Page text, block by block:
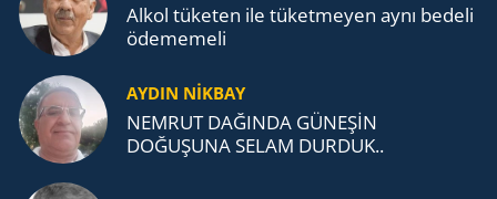
Alkol tü­ke­ten ile tü­ket­me­yen aynı be­de­li
öde­me­me­li
AYDIN NİKBAY
NEMRUT DAĞINDA GÜNEŞİN
DOĞUŞUNA SELAM DURDUK..